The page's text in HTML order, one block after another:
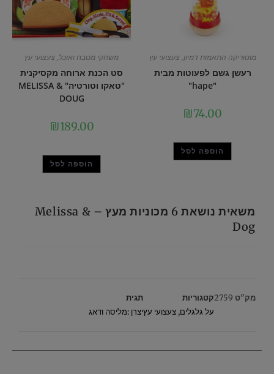
משאית נושאת 6 מכוניות מעץ – Melissa &
Dog
מק"ט 2759קטגוריות
על גלגלים, צעצועי עץ
תגית
יצרן :מליסה ודאג
מוטוריקה התאמות דמיון,צעצועי עץ
רעשן גשם לפעוטות מבית
"hape"
₪74.00
הוספה לסל
משחקי מטבח ואוכל,צעצועי עץ
סט הכנת ארוחה מקסיקנית
"טאקו וטורטיה" MELISSA &
DOUG
₪189.00
הוספה לסל